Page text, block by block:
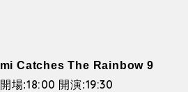
Catches The Rainbow 9
開場:18:00 開演:19:30